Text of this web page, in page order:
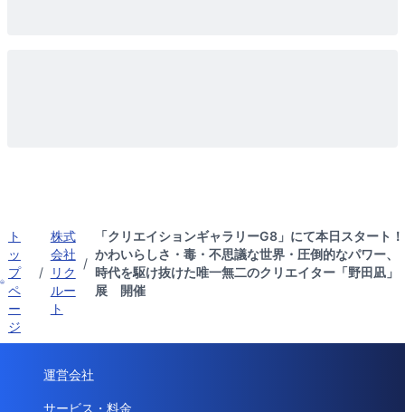
ト
ッ
プ
ペ
ー
ジ
/
株式
会社
リク
ルー
ト
/
「クリエイションギャラリーG8」にて本日スタート！
かわいらしさ・毒・不思議な世界・圧倒的なパワー、
時代を駆け抜けた唯一無二のクリエイター「野田凪」
展 開催
運営会社
サービス・料金